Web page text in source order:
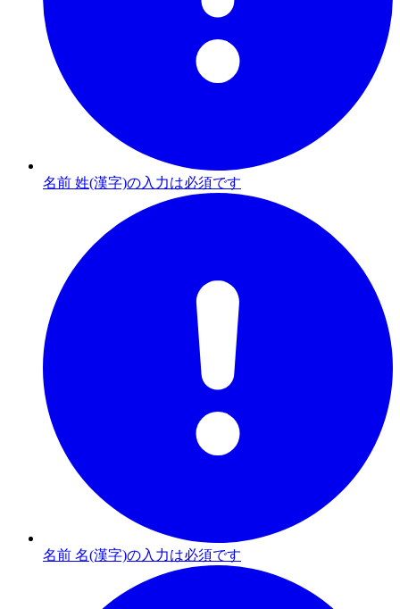
名前 姓(漢字)の入力は必須です
名前 名(漢字)の入力は必須です